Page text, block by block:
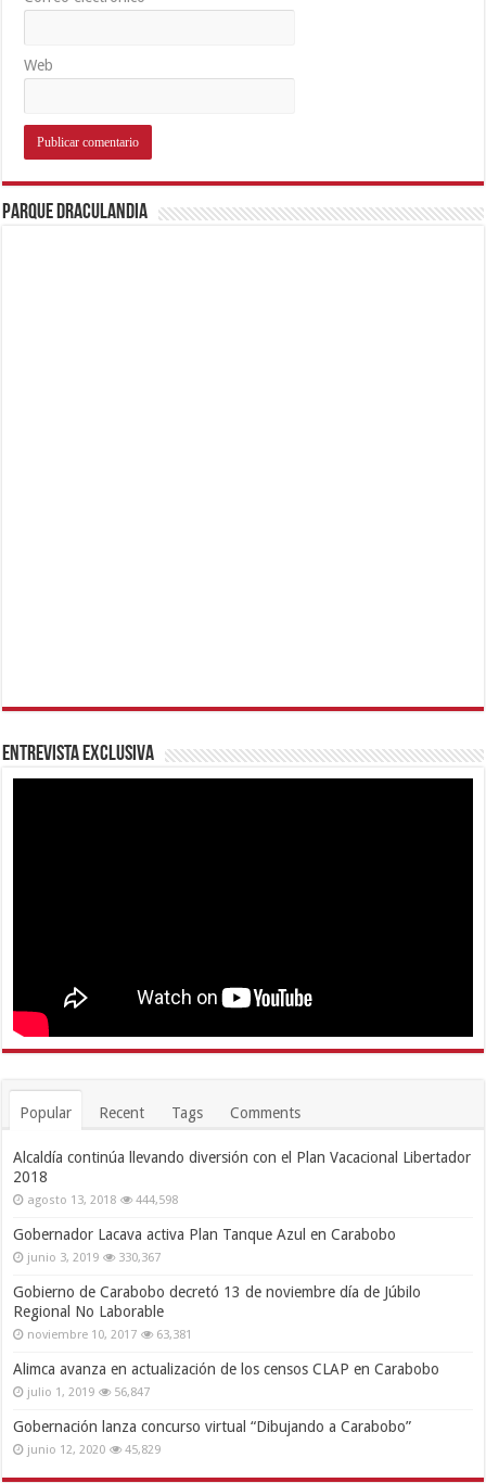
Web
Parque Draculandia
Entrevista Exclusiva
Popular Recent Tags Comments
Alcaldía continúa llevando diversión con el Plan Vacacional Libertador
2018
agosto 13, 2018 444,598
Gobernador Lacava activa Plan Tanque Azul en Carabobo
junio 3, 2019 330,367
Gobierno de Carabobo decretó 13 de noviembre día de Júbilo
Regional No Laborable
noviembre 10, 2017 63,381
Alimca avanza en actualización de los censos CLAP en Carabobo
julio 1, 2019 56,847
Gobernación lanza concurso virtual “Dibujando a Carabobo”
junio 12, 2020 45,829